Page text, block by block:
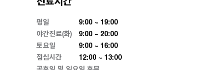
평일
9:00 ~ 19:00
야간진료(화)
9:00 ~ 20:00
토요일
9:00 ~ 16:00
점심시간
12:00 ~ 13:00